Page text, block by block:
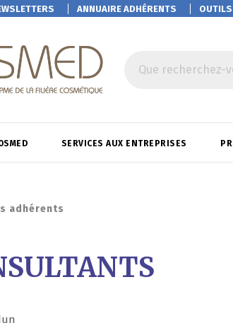
ANNUAIRE ADHÉRENTS OUTILS
Que recherchez-
SERVICES AUX ENTREPRISES
adhérents